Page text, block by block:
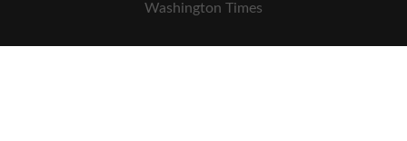
Washington Times